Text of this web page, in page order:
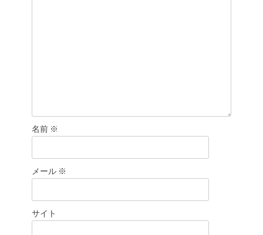
名前 ※
メール ※
サイト